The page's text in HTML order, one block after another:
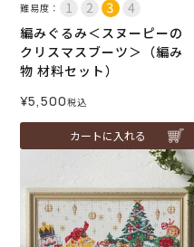
難易度：
編みぐるみ＜スヌーピーの
クリスマスブーツ＞（編み
物 材料セット）
¥5,500税込
カートに入れる